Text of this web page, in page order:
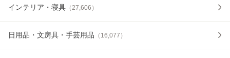
インテリア・寝具 （27,606 ）
日用品・文房具・手芸用品 （ 16,077 ）